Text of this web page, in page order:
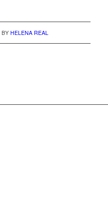
BY HELENA REAL